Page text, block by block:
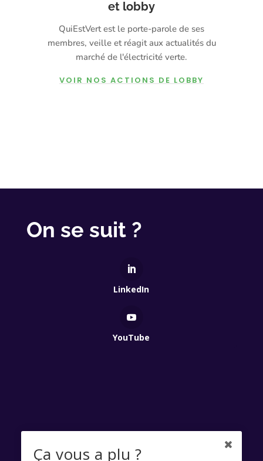
et lobby
QuiEstVert est le porte-parole de ses
membres, veille et réagit aux actualités du
marché de l'électricité verte.
VOIR NOS ACTIONS DE LOBBY
On se suit ?
LinkedIn
YouTube
Ça vous a plu ?